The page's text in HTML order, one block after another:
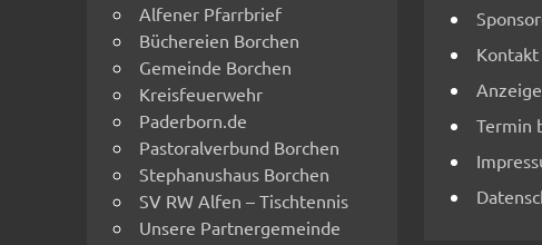
Alfener Pfarrbrief
Büchereien Borchen
Gemeinde Borchen
Kreisfeuerwehr
Paderborn.de
Pastoralverbund Borchen
Stephanushaus Borchen
SV RW Alfen – Tischtennis
Unsere Partnergemeinde
Kontakt
Termin